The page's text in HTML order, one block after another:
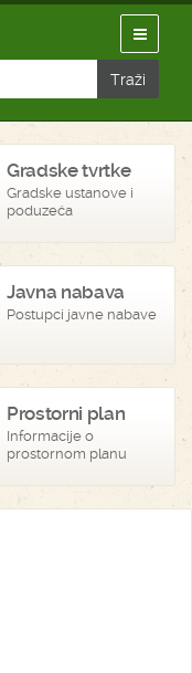
Gradske tvrtke
Gradske ustanove i
poduzeća
Javna nabava
Postupci javne nabave
Prostorni plan
Informacije o
prostornom planu